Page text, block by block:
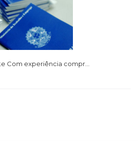
Com experiência compr...